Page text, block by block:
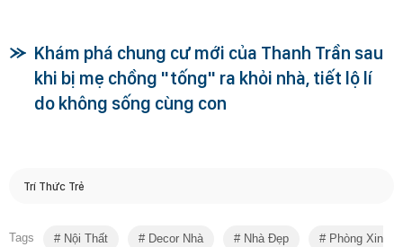
Khám phá chung cư mới của Thanh Trần sau
khi bị mẹ chồng "tống" ra khỏi nhà, tiết lộ lí
do không sống cùng con
Trí Thức Trẻ
Tags Nội Thất Decor Nhà Nhà Đẹp Phòng Xinh